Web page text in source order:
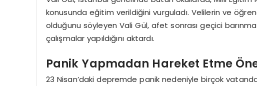
konusunda eğitim verildiğini vurguladı. Velilerin ve
olduğunu söyleyen Vali Gül, afet sonrası geçici
çalışmalar yapıldığını aktardı.
Panik Yapmadan Hareket Etme
23 Nisan’daki depremde panik nedeniyle birçok